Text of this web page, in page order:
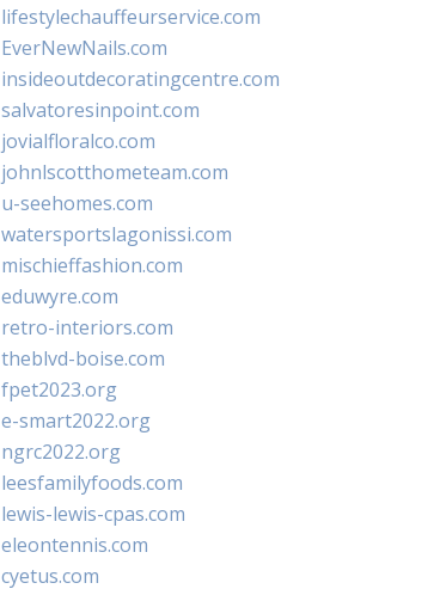
lifestylechauffeurservice.com
EverNewNails.com
insideoutdecoratingcentre.com
salvatoresinpoint.com
jovialfloralco.com
johnlscotthometeam.com
u-seehomes.com
watersportslagonissi.com
mischieffashion.com
eduwyre.com
retro-interiors.com
theblvd-boise.com
fpet2023.org
e-smart2022.org
ngrc2022.org
leesfamilyfoods.com
lewis-lewis-cpas.com
eleontennis.com
cyetus.com